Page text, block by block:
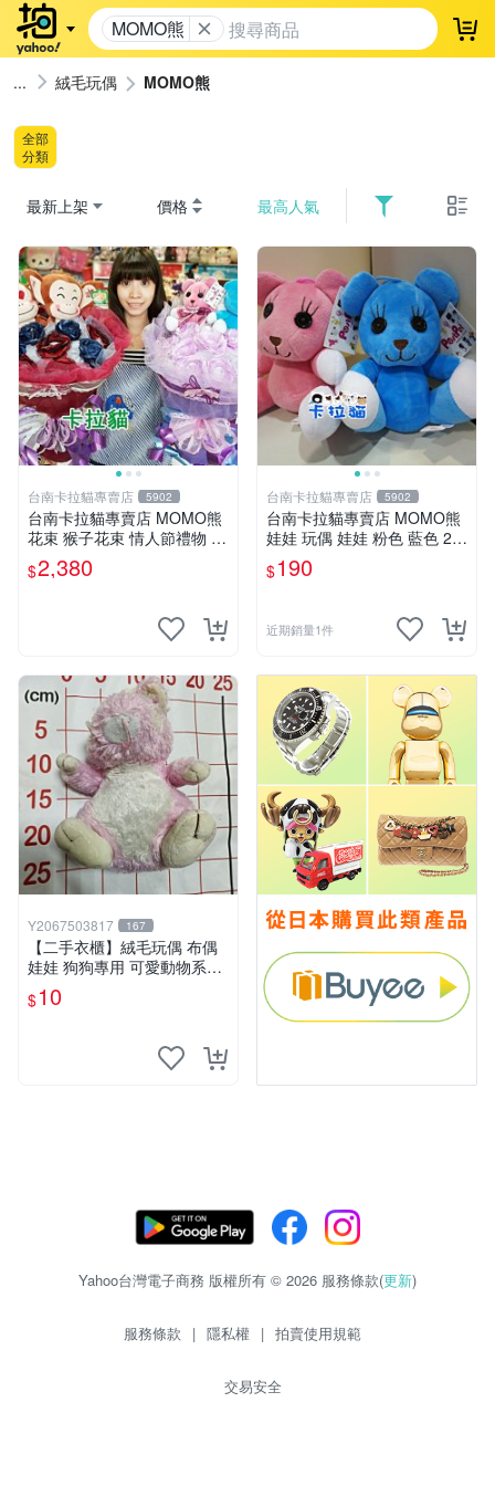
MOMO熊 登
絨毛玩偶 MOMO熊
全部
分類
最新上架 價格 最高人氣
台南卡拉貓專賣店 5902
台南卡拉貓專賣店 MOMO熊
花束 猴子花束 情人節禮物 二
選一 可繡字 可今天寄明天到
$2,380
台南卡拉貓專賣店 5902
台南卡拉貓專賣店 MOMO熊
娃娃 玩偶 娃娃 粉色 藍色 2色
分售
$190
近期銷量1件
Y2067503817 167
【二手衣櫃】絨毛玩偶 布偶
娃娃 狗狗專用 可愛動物系列
耐咬耐磨玩具 玩偶 粉紅熊寵
物玩具 1120929
$10
Yahoo台灣電子商務 版權所有 © 2026 服務條款(更新)
服務條款 | 隱私權 | 拍賣使用規範
交易安全